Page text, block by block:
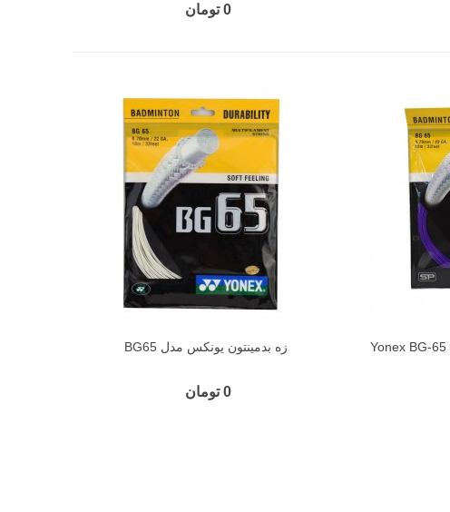
0 تومان
زه بدمینتون یونکس مدل BG65
0 تومان